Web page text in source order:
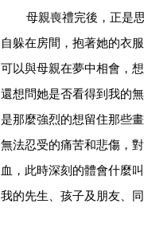
母親喪禮完後，正是思
自躲在房間，抱著她的衣
可以與母親在夢中相會，
還想問她是否看得到我的
是那麼強烈的想留住那些
無法忍受的痛苦和悲傷，
血，此時深刻的體會什麼
我的先生、孩子及朋友、